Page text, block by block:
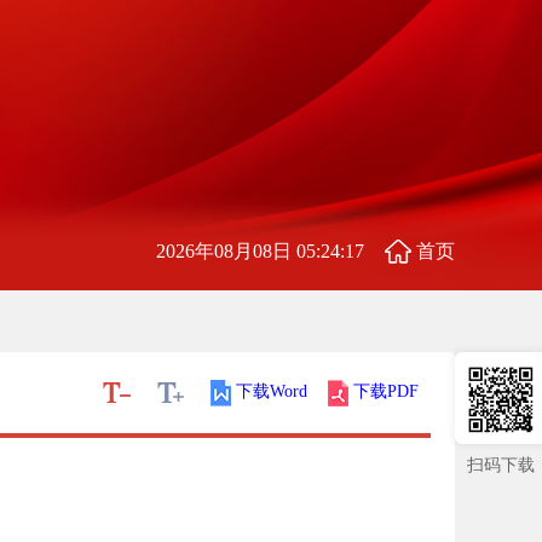
2026年08月08日 05:24:18 首页
下载Word 下载PDF
扫码下载